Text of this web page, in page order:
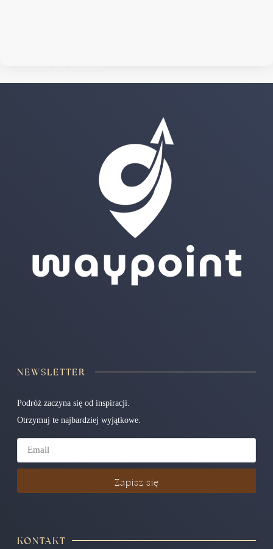
NEWSLETTER
Podróż zaczyna się od inspiracji.
Otrzymuj te najbardziej wyjątkowe.
Zapisz się
KONTAKT